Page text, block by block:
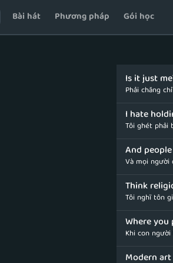
Bài hát Phương pháp Gói học
Is it just
Phải chăng
I hate
Tôi ghét phải
And
Và mọi người
Think
Tôi nghĩ tôn
Where
Khi con
Modern